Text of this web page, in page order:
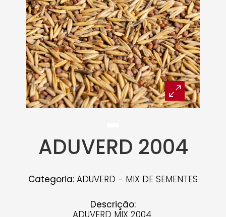
ADUVERD 2004
Categoria: ADUVERD - MIX DE SEMENTES
Descrição:
ADUVERD MIX 2004